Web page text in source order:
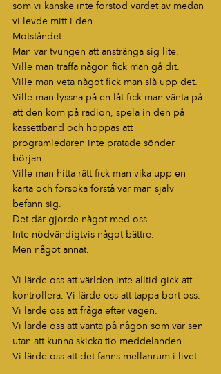
som vi kanske inte förstod värdet av medan
vi levde mitt i den.
Motståndet.
Man var tvungen att anstränga sig lite.
Ville man träffa någon fick man gå dit.
Ville man veta något fick man slå upp det.
Ville man lyssna på en låt fick man vänta på
att den kom på radion, spela in den på
kassettband och hoppas att
programledaren inte pratade sönder
början.
Ville man hitta rätt fick man vika upp en
karta och försöka förstå var man själv
befann sig.
Det där gjorde något med oss.
Inte nödvändigtvis något bättre.
Men något annat.
Vi lärde oss att världen inte alltid gick att
kontrollera. Vi lärde oss att tappa bort oss.
Vi lärde oss att fråga efter vägen.
Vi lärde oss att vänta på någon som var sen
utan att kunna skicka tio meddelanden.
Vi lärde oss att det fanns mellanrum i livet.